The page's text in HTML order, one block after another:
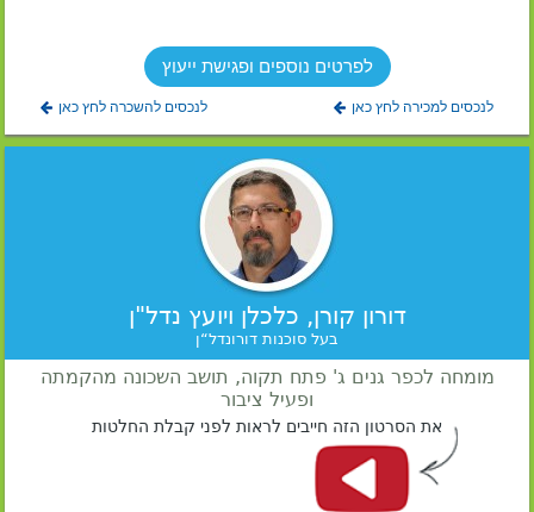
לפרטים נוספים ופגישת ייעוץ
לנכסים למכירה לחץ כאן לנכסים להשכרה לחץ כאן
דורון קורן, כלכלן ויועץ נדל"ן
בעל סוכנות דורונדל“ן
מומחה לכפר גנים ג' פתח תקוה, תושב השכונה מהקמתה
ופעיל ציבור
את הסרטון הזה חייבים לראות לפני קבלת החלטות